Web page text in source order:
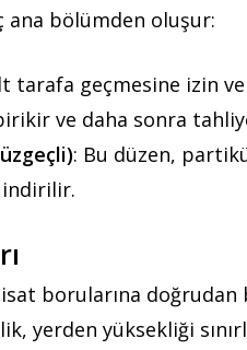
ana bölümden oluşur:
tarafa geçmesine izin
ve daha sonra
: Bu düzen,
indirilir.
borularına
yerden yüksekliği